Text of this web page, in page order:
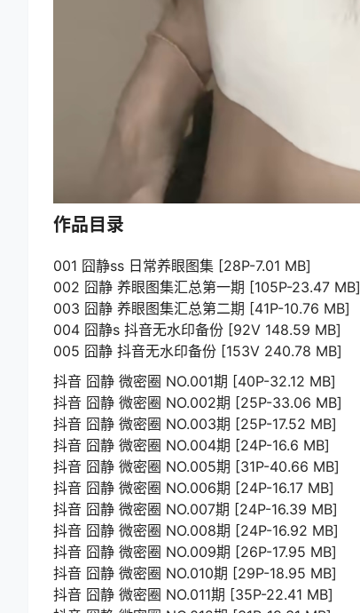
作品目录
001 囧静ss 日常养眼图集 [28P-7.01 MB]
002 囧静 养眼图集汇总第一期 [105P-23.47 MB]
003 囧静 养眼图集汇总第二期 [41P-10.76 MB]
004 囧静s 抖音无水印备份 [92V 148.59 MB]
005 囧静 抖音无水印备份 [153V 240.78 MB]
抖音 囧静 微密圈 NO.001期 [40P-32.12 MB]
抖音 囧静 微密圈 NO.002期 [25P-33.06 MB]
抖音 囧静 微密圈 NO.003期 [25P-17.52 MB]
抖音 囧静 微密圈 NO.004期 [24P-16.6 MB]
抖音 囧静 微密圈 NO.005期 [31P-40.66 MB]
抖音 囧静 微密圈 NO.006期 [24P-16.17 MB]
抖音 囧静 微密圈 NO.007期 [24P-16.39 MB]
抖音 囧静 微密圈 NO.008期 [24P-16.92 MB]
抖音 囧静 微密圈 NO.009期 [26P-17.95 MB]
抖音 囧静 微密圈 NO.010期 [29P-18.95 MB]
抖音 囧静 微密圈 NO.011期 [35P-22.41 MB]